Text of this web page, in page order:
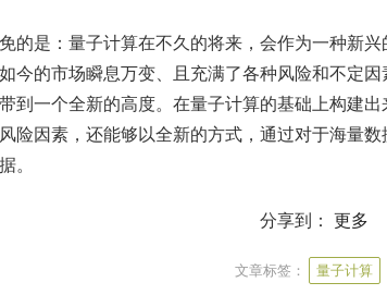
的是：量子计算在不久的将来，会作为一种新
今的市场瞬息万变、且充满了各种风险和不定
到一个全新的高度。在量子计算的基础上构建
险因素，还能够以全新的方式，通过对于海量
。
分享到： 更多
文章标签： 量子计算